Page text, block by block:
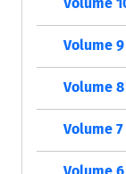
Volume
Volume 9
Volume 8
Volume 7